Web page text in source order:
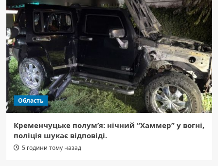
Область
Кременчуцьке полум’я: нічний “Хаммер” у вогні,
поліція шукає відповіді.
5 години тому назад